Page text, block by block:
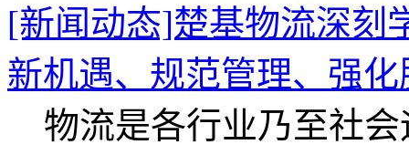
[新闻动态]楚基物流深刻
新机遇、规范管理、强化
物流是各行业乃至社